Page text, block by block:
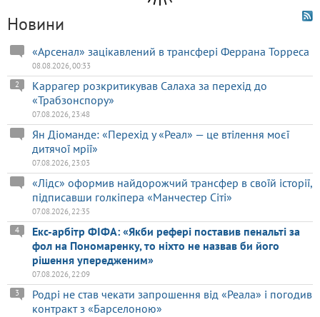
Новини
«Арсенал» зацікавлений в трансфері Феррана Торреса
08.08.2026, 00:33
Каррагер розкритикував Салаха за перехід до
«Трабзонспору»
2
07.08.2026, 23:48
Ян Діоманде: «Перехід у «Реал» — це втілення моєї
дитячої мрії»
07.08.2026, 23:03
«Лідс» оформив найдорожчий трансфер в своїй історії,
підписавши голкіпера «Манчестер Сіті»
07.08.2026, 22:35
Екс-арбітр ФІФА: «Якби рефері поставив пенальті за
фол на Пономаренку, то ніхто не назвав би його
рішення упередженим»
4
07.08.2026, 22:09
Родрі не став чекати запрошення від «Реала» і погодив
контракт з «Барселоною»
3